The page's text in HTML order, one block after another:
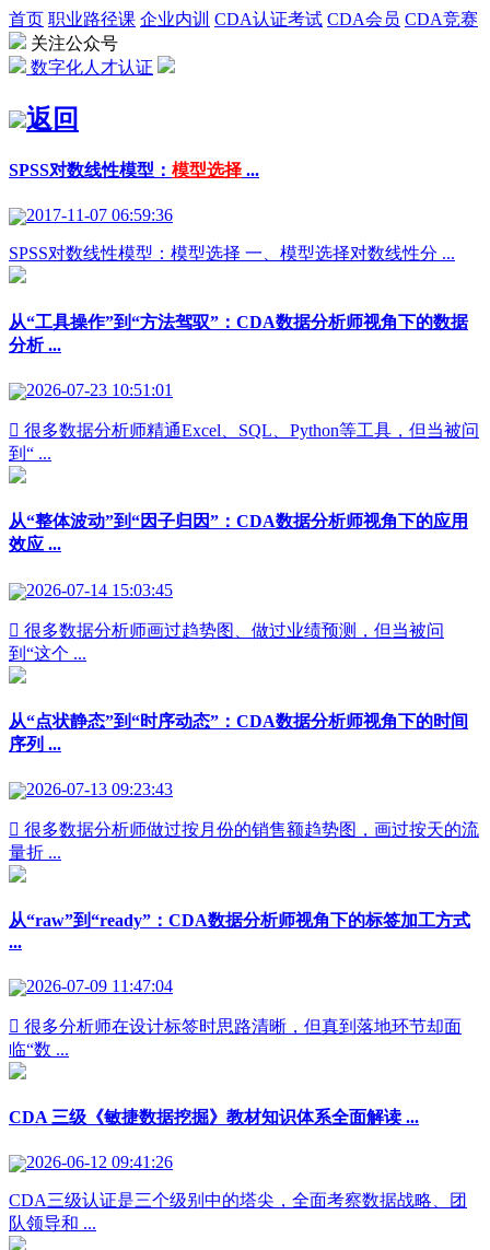
首页 职业路径课 企业内训 CDA认证考试 CDA会员 CDA竞赛
关注公众号
数字化人才认证
返回
SPSS对数线性模型： 模型选择 ...
2017-11-07 06:59:36
SPSS对数线性模型：模型选择 一、模型选择对数线性分 ...
从“工具操作”到“方法驾驭”：CDA数据分析师视角下的数据
分析 ...
2026-07-23 10:51:01
 很多数据分析师精通Excel、SQL、Python等工具，但当被问
到“ ...
从“整体波动”到“因子归因”：CDA数据分析师视角下的应用
效应 ...
2026-07-14 15:03:45
 很多数据分析师画过趋势图、做过业绩预测，但当被问
到“这个 ...
从“点状静态”到“时序动态”：CDA数据分析师视角下的时间
序列 ...
2026-07-13 09:23:43
 很多数据分析师做过按月份的销售额趋势图，画过按天的流
量折 ...
从“raw”到“ready”：CDA数据分析师视角下的标签加工方式
...
2026-07-09 11:47:04
 很多分析师在设计标签时思路清晰，但真到落地环节却面
临“数 ...
CDA 三级《敏捷数据挖掘》教材知识体系全面解读 ...
2026-06-12 09:41:26
CDA三级认证是三个级别中的塔尖，全面考察数据战略、团
队领导和 ...